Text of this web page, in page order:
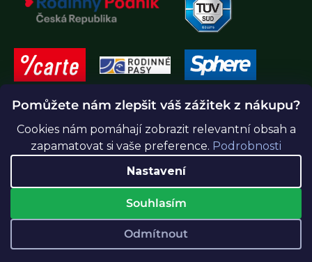
Pomůžete nám zlepšit váš zážitek z nákupu?
Cookies nám pomáhají zobrazit relevantní obsah a
zapamatovat si vaše preference. Podrobnosti
Nastavení
Odmítnout
Souhlasím
Vytvořil Shoptet Premium
Greenidea.cz. Všechna práva vyhrazena.
Upravit nastavení cookies